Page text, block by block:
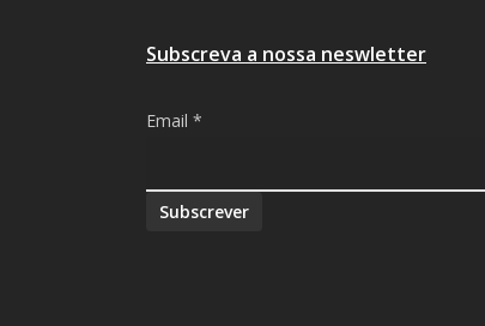
Subscreva a nossa neswletter
Email *
Subscrever